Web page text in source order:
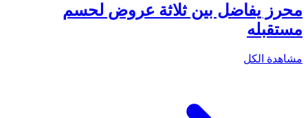
محرز يفاضل بين ثلاثة عروض لحسم
مستقبله
مشاهدة الكل